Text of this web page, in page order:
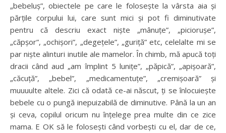
„bebeluș”, obiectele pe care le folosește la vârsta aia și
părțile corpului lui, care sunt mici și pot fi diminutivate
pentru că descriu exact niște „mânuțe”, „piciorușe”,
„căpșor”, „ochișori”, „degețele”, „guriță” etc, celelalte mi se
par niște alinturi inutile ale mamelor. În chimb, mă apucă toți
dracii când aud „am împlint 5 lunițe”, „păpică”, „apișoară”,
„căcuță”, „bebel”, „medicamentuțe”, „cremișoară” și
muuuulte altele. Zici că odată ce-ai născut, ți se înlocuiește
bebele cu o pungă inepuizabilă de diminutive. Până la un an
și ceva, copilul oricum nu înțelege prea multe din ce zice
mama. E OK să le folosești când vorbești cu el, dar de ce,